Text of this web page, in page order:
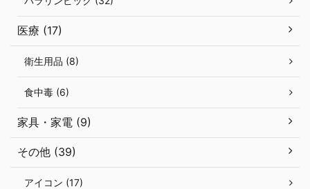
医療 (17)
衛生用品 (8)
食中毒 (6)
家具・家電 (9)
その他 (39)
アイコン (17)